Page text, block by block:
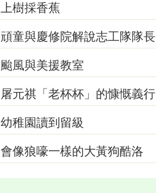
上樹採香蕉
頑童與慶修院解說志工隊隊長
颱風與美援教室
屠元祺「老杯杯」的慷慨義行
幼稚園讀到留級
會像狼嚎一樣的大黃狗酷洛